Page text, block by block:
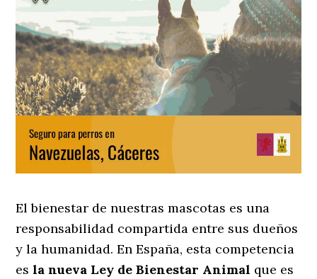
El bienestar de nuestras mascotas es una
responsabilidad compartida entre sus dueños
y la humanidad. En España, esta competencia
esla nueva Ley de Bienestar Animal que es